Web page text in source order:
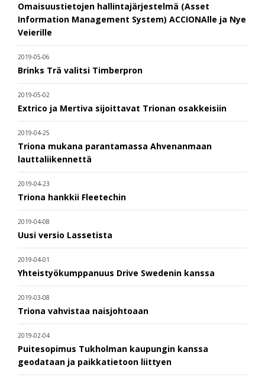
Omaisuustietojen hallintajärjestelmä (Asset
Information Management System) ACCIONAlle ja Nye
Veierille
2019-05-06
Brinks Trä valitsi Timberpron
2019-05-02
Extrico ja Mertiva sijoittavat Trionan osakkeisiin
2019-04-25
Triona mukana parantamassa Ahvenanmaan
lauttaliikennettä
2019-04-23
Triona hankkii Fleetechin
2019-04-08
Uusi versio Lassetista
2019-04-01
Yhteistyökumppanuus Drive Swedenin kanssa
2019-03-08
Triona vahvistaa naisjohtoaan
2019-02-04
Puitesopimus Tukholman kaupungin kanssa
geodataan ja paikkatietoon liittyen